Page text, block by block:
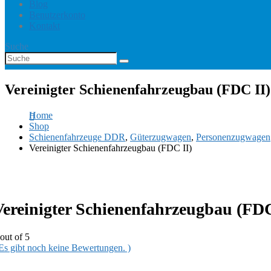
Blog
Benutzerkonto
Kontakt
Suche
Vereinigter Schienenfahrzeugbau (FDC II)
Home
Shop
Schienenfahrzeuge DDR, Güterzugwagen, Personenzugwagen
Vereinigter Schienenfahrzeugbau (FDC II)
Schienenfahrzeugbau
of 5
gibt noch keine Bewertungen. )